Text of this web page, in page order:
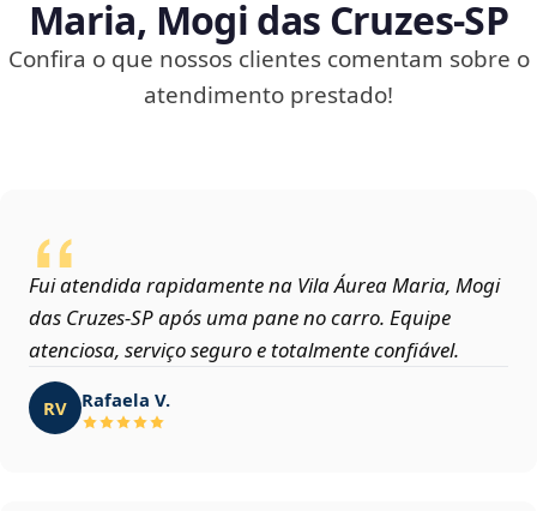
Maria, Mogi das Cruzes‑SP
Confira o que nossos clientes comentam sobre o
atendimento prestado!
Fui atendida rapidamente na Vila Áurea Maria, Mogi
das Cruzes‑SP após uma pane no carro. Equipe
atenciosa, serviço seguro e totalmente confiável.
RV Rafaela V.